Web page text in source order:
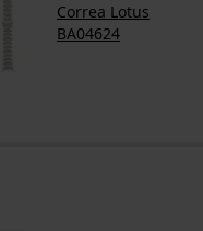
Correa Lotus
BA04624